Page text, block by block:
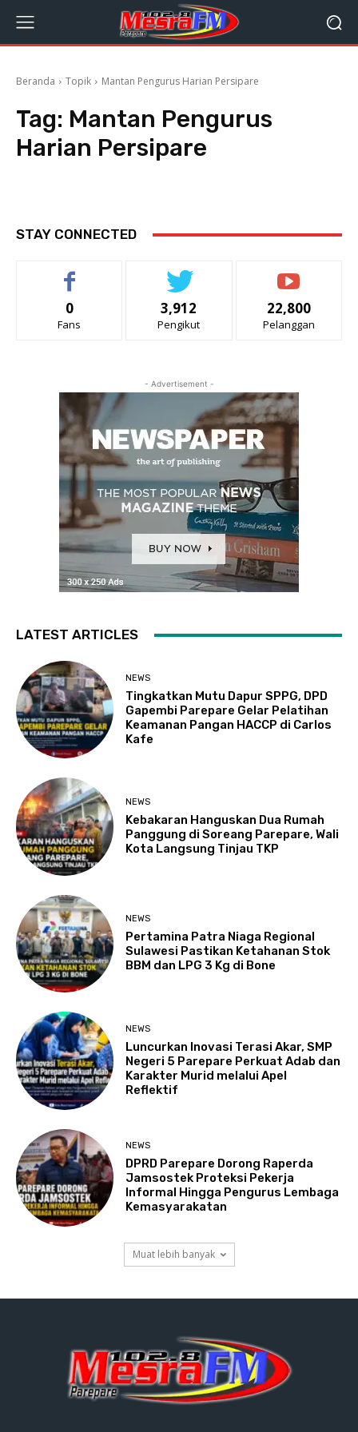
Beranda Topik Mantan Pengurus Harian Persipare
Tag: Mantan Pengurus
Harian Persipare
STAY CONNECTED
0
Fans
3,912
Pengikut
22,800
Pelanggan
- Advertisement -
LATEST ARTICLES
NEWS
Tingkatkan Mutu Dapur SPPG, DPD
Gapembi Parepare Gelar Pelatihan
Keamanan Pangan HACCP di Carlos
Kafe
NEWS
Kebakaran Hanguskan Dua Rumah
Panggung di Soreang Parepare, Wali
Kota Langsung Tinjau TKP
NEWS
Pertamina Patra Niaga Regional
Sulawesi Pastikan Ketahanan Stok
BBM dan LPG 3 Kg di Bone
NEWS
Luncurkan Inovasi Terasi Akar, SMP
Negeri 5 Parepare Perkuat Adab dan
Karakter Murid melalui Apel
Reflektif
NEWS
DPRD Parepare Dorong Raperda
Jamsostek Proteksi Pekerja
Informal Hingga Pengurus Lembaga
Kemasyarakatan
Muat lebih banyak